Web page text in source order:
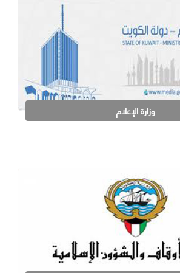
وزارة الإعلام